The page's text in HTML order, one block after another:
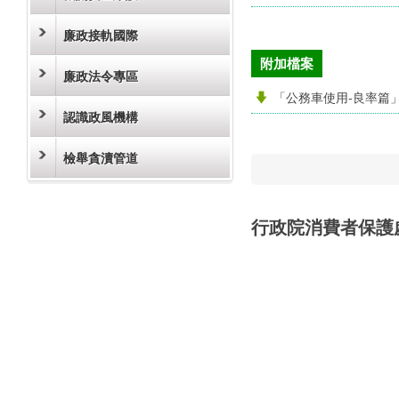
廉政接軌國際
廉政法令專區
認識政風機構
檢舉貪瀆管道
附加檔案
「公務車使用-良率篇
行政院消費者保